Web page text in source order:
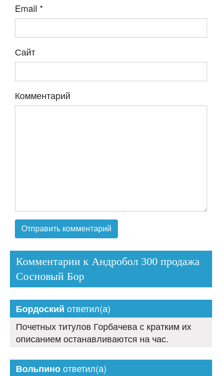
Email *
Сайт
Комментарий
Комментарии к Андробол 300 продажа
Сосновый Бор
Бордоский ответил(а)
Почетных титулов Горбачева с кратким их
описанием останавливаются на час.
Вольпиноответил(а)